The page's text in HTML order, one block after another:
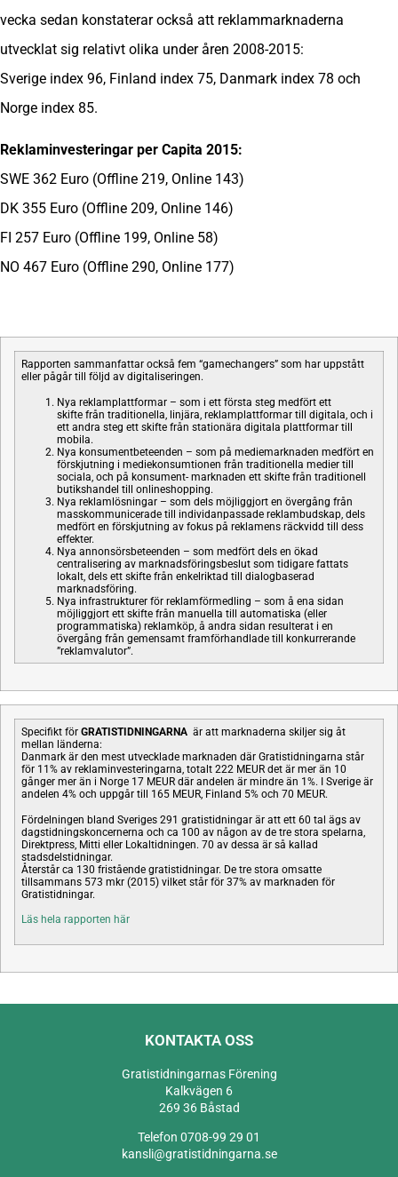
vecka sedan konstaterar också att reklammarknaderna
utvecklat sig relativt olika under åren 2008-2015:
Sverige index 96, Finland index 75, Danmark index 78 och
Norge index 85.
Reklaminvesteringar per Capita 2015:
SWE 362 Euro (Offline 219, Online 143)
DK 355 Euro (Offline 209, Online 146)
FI 257 Euro (Offline 199, Online 58)
NO 467 Euro (Offline 290, Online 177)
Rapporten sammanfattar också fem “gamechangers” som har uppstått
eller pågår till följd av digitaliseringen.
Nya reklamplattformar – som i ett första steg medfört ett
skifte från traditionella, linjära, reklamplattformar till digitala, och i
ett andra steg ett skifte från stationära digitala plattformar till
mobila.
Nya konsumentbeteenden – som på mediemarknaden medfört en
förskjutning i mediekonsumtionen från traditionella medier till
sociala, och på konsument- marknaden ett skifte från traditionell
butikshandel till onlineshopping.
Nya reklamlösningar – som dels möjliggjort en övergång från
masskommunicerade till individanpassade reklambudskap, dels
medfört en förskjutning av fokus på reklamens räckvidd till dess
effekter.
Nya annonsörsbeteenden – som medfört dels en ökad
centralisering av marknadsföringsbeslut som tidigare fattats
lokalt, dels ett skifte från enkelriktad till dialogbaserad
marknadsföring.
Nya infrastrukturer för reklamförmedling – som å ena sidan
möjliggjort ett skifte från manuella till automatiska (eller
programmatiska) reklamköp, å andra sidan resulterat i en
övergång från gemensamt framförhandlade till konkurrerande
”reklamvalutor”.
Specifikt för GRATISTIDNINGARNA är att marknaderna skiljer sig åt
mellan länderna:
Danmark är den mest utvecklade marknaden där Gratistidningarna står
för 11% av reklaminvesteringarna, totalt 222 MEUR det är mer än 10
gånger mer än i Norge 17 MEUR där andelen är mindre än 1%. I Sverige är
andelen 4% och uppgår till 165 MEUR, Finland 5% och 70 MEUR.
Fördelningen bland Sveriges 291 gratistidningar är att ett 60 tal ägs av
dagstidningskoncernerna och ca 100 av någon av de tre stora spelarna,
Direktpress, Mitti eller Lokaltidningen. 70 av dessa är så kallad
stadsdelstidningar.
Återstår ca 130 fristående gratistidningar. De tre stora omsatte
tillsammans 573 mkr (2015) vilket står för 37% av marknaden för
Gratistidningar.
Läs hela rapporten här
KONTAKTA OSS
Gratistidningarnas Förening
Kalkvägen 6
269 36 Båstad
Telefon 0708-99 29 01
kansli@gratistidningarna.se